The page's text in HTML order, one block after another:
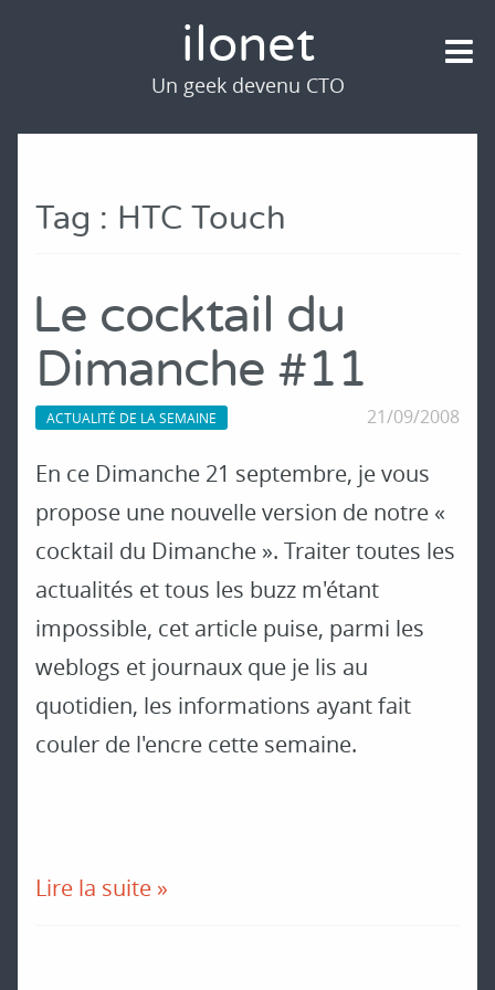
Tag : HTC Touch
Le cocktail du
Dimanche #11
ACTUALITÉ DE LA SEMAINE 21/09/2008
En ce Dimanche 21 septembre, je vous
propose une nouvelle version de notre «
cocktail du Dimanche ». Traiter toutes les
actualités et tous les buzz m'étant
impossible, cet article puise, parmi les
weblogs et journaux que je lis au
quotidien, les informations ayant fait
couler de l'encre cette semaine.
Lire la suite »
ilonet
Un geek devenu CTO